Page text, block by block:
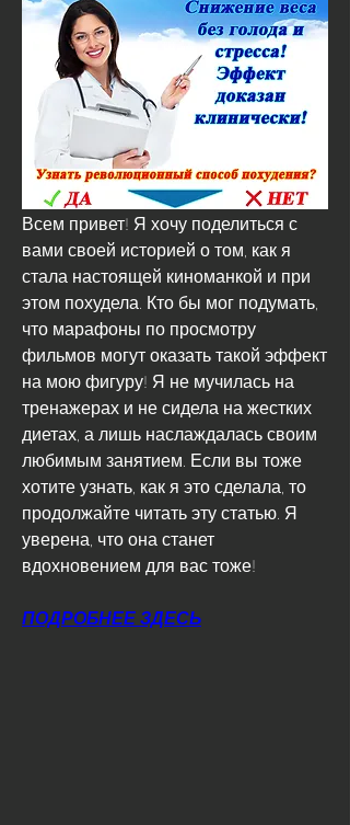
Всем привет! Я хочу поделиться с
вами своей историей о том, как я
стала настоящей киноманкой и при
этом похудела. Кто бы мог подумать,
что марафоны по просмотру
фильмов могут оказать такой эффект
на мою фигуру! Я не мучилась на
тренажерах и не сидела на жестких
диетах, а лишь наслаждалась своим
любимым занятием. Если вы тоже
хотите узнать, как я это сделала, то
продолжайте читать эту статью. Я
уверена, что она станет
вдохновением для вас тоже!
ПОДРОБНЕЕ ЗДЕСЬ